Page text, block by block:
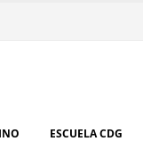
ESCUELA CDG